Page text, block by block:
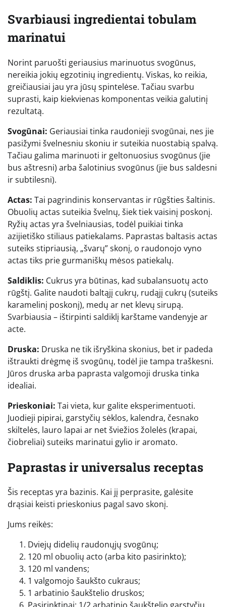
Svarbiausi ingredientai tobulam
marinatui
Norint paruošti geriausius marinuotus svogūnus,
nereikia jokių egzotinių ingredientų. Viskas, ko reikia,
greičiausiai jau yra jūsų spintelėse. Tačiau svarbu
suprasti, kaip kiekvienas komponentas veikia galutinį
rezultatą.
Svogūnai: Geriausiai tinka raudonieji svogūnai, nes jie
pasižymi švelnesniu skoniu ir suteikia nuostabią spalvą.
Tačiau galima marinuoti ir geltonuosius svogūnus (jie
bus aštresni) arba šalotinius svogūnus (jie bus saldesni
ir subtilesni).
Actas: Tai pagrindinis konservantas ir rūgšties šaltinis.
Obuolių actas suteikia švelnų, šiek tiek vaisinį poskonį.
Ryžių actas yra švelniausias, todėl puikiai tinka
azijietiško stiliaus patiekalams. Paprastas baltasis actas
suteiks stipriausią, „švarų” skonį, o raudonojo vyno
actas tiks prie gurmaniškų mėsos patiekalų.
Saldiklis: Cukrus yra būtinas, kad subalansuotų acto
rūgštį. Galite naudoti baltąjį cukrų, rudąjį cukrų (suteiks
karamelinį poskonį), medų ar net klevų sirupą.
Svarbiausia – ištirpinti saldiklį karštame vandenyje ar
acte.
Druska: Druska ne tik išryškina skonius, bet ir padeda
ištraukti drėgmę iš svogūnų, todėl jie tampa traškesni.
Jūros druska arba paprasta valgomoji druska tinka
idealiai.
Prieskoniai: Tai vieta, kur galite eksperimentuoti.
Juodieji pipirai, garstyčių sėklos, kalendra, česnako
skiltelės, lauro lapai ar net šviežios žolelės (krapai,
čiobreliai) suteiks marinatui gylio ir aromato.
Paprastas ir universalus receptas
Šis receptas yra bazinis. Kai jį perprasite, galėsite
drąsiai keisti prieskonius pagal savo skonį.
Jums reikės:
Dviejų didelių raudonųjų svogūnų;
120 ml obuolių acto (arba kito pasirinkto);
120 ml vandens;
1 valgomojo šaukšto cukraus;
1 arbatinio šaukštelio druskos;